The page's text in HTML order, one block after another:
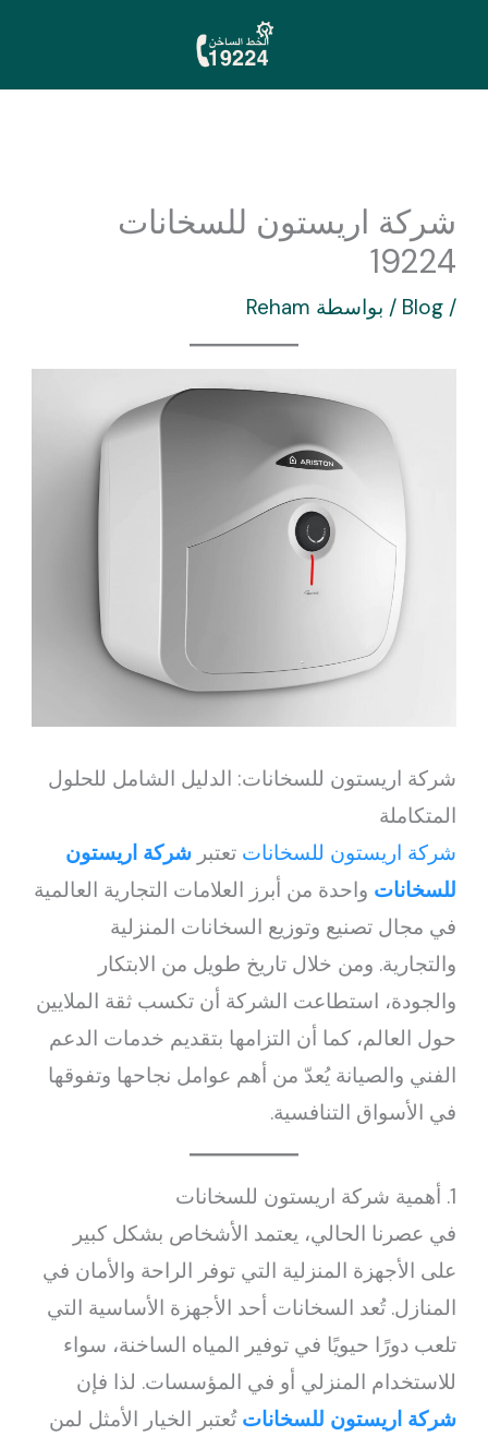
المحتوى
شركة اريستون للسخانات
19224
/
Blog / بواسطة Reham
شركة اريستون للسخانات: الدليل الشامل للحلول
المتكاملة
شركة اريستون للسخانات تعتبرشركة اريستون
للسخانات واحدة من أبرز العلامات التجارية العالمية
في مجال تصنيع وتوزيع السخانات المنزلية
والتجارية. ومن خلال تاريخ طويل من الابتكار
والجودة، استطاعت الشركة أن تكسب ثقة الملايين
حول العالم، كما أن التزامها بتقديم خدمات الدعم
الفني والصيانة يُعدّ من أهم عوامل نجاحها وتفوقها
في الأسواق التنافسية.
1. أهمية شركة اريستون للسخانات
في عصرنا الحالي، يعتمد الأشخاص بشكل كبير
على الأجهزة المنزلية التي توفر الراحة والأمان في
المنازل. تُعد السخانات أحد الأجهزة الأساسية التي
تلعب دورًا حيويًا في توفير المياه الساخنة، سواء
للاستخدام المنزلي أو في المؤسسات. لذا فإن
شركة اريستون للسخانات تُعتبر الخيار الأمثل لمن